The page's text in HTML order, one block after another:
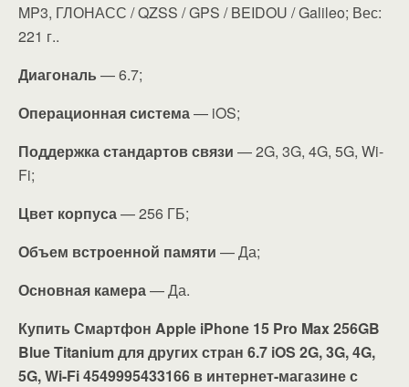
MP3, ГЛОНАСС / QZSS / GPS / BEIDOU / Galileo; Вес:
221 г..
Диагональ — 6.7;
Операционная система— iOS;
Поддержка стандартов связи — 2G, 3G, 4G, 5G, Wi-
Fi;
Цвет корпуса— 256 ГБ;
Объем встроенной памяти — Да;
Основная камера— Да.
Купить Смартфон Apple iPhone 15 Pro Max 256GB
Blue Titanium для других стран 6.7 iOS 2G, 3G, 4G,
5G, Wi-Fi 4549995433166 в интернет-магазине с